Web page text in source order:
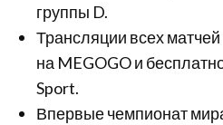
группы D.
Трансляции всех
на MEGOGO и
Sport.
Впервые чемпионат